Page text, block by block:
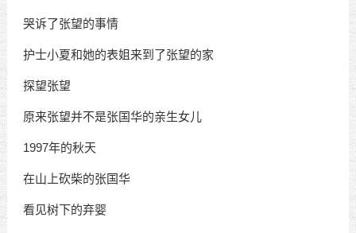
哭诉了张望的事情
护士小夏和她的表姐来到了张望的家
探望张望
原来张望并不是张国华的亲生女儿
1997年的秋天
在山上砍柴的张国华
看见树下的弃婴